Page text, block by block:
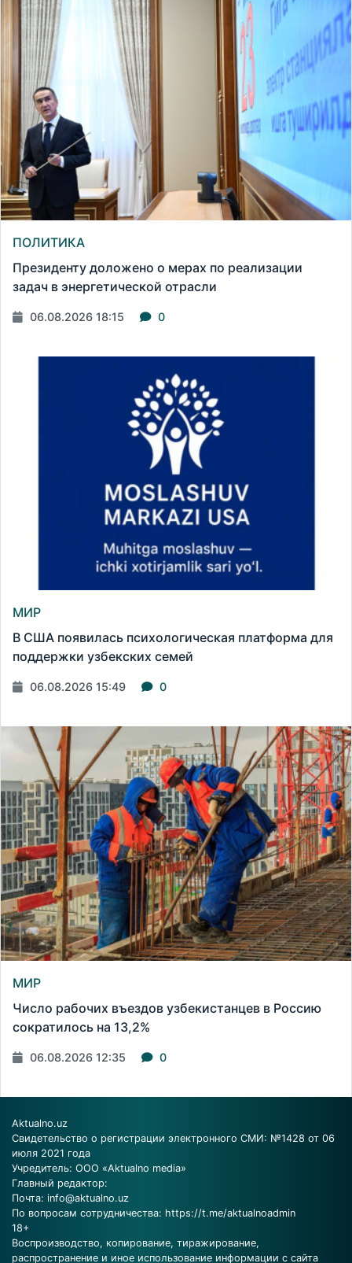
ПОЛИТИКА
Президенту доложено о мерах по реализации
задач в энергетической отрасли
06.08.2026 18:15 0
МИР
В США появилась психологическая платформа для
поддержки узбекских семей
06.08.2026 15:49 0
МИР
Число рабочих въездов узбекистанцев в Россию
сократилось на 13,2%
06.08.2026 12:35 0
Aktualno.uz
Свидетельство о регистрации электронного СМИ: №1428 от 06
июля 2021 года
Учредитель: ООО «Aktualno media»
Главный редактор:
Почта: info@aktualno.uz
По вопросам сотрудничества: https://t.me/aktualnoadmin
18+
Воспроизводство, копирование, тиражирование,
распространение и иное использование информации с сайта